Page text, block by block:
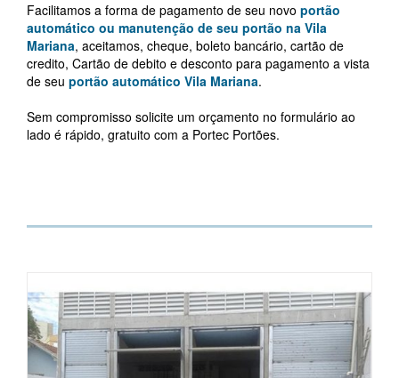
Facilitamos a forma de pagamento de seu novo portão
automático ou manutenção de seu portão na Vila
Mariana, aceitamos, cheque, boleto bancário, cartão de
credito, Cartão de debito e desconto para pagamento a vista
de seu portão automático Vila Mariana.
Sem compromisso solicite um orçamento no formulário ao
lado é rápido, gratuito com a Portec Portões.